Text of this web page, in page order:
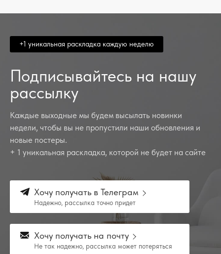
+1 уникальная раскладка каждую неделю
Подписывайтесь на нашу
рассылку
Каждые выходные мы будем высылать новинки
недели, чтобы вы не пропустили наши обновления и
новые постеры.
+ 1 уникальная раскладка, которой не будет на сайте
Хочу получать в Телеграм
Надежно, рассылка точно придет
Хочу получать на почту
Не так надежно, рассылка может потеряться